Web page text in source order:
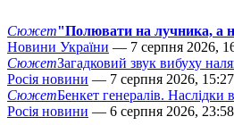
Сюжет"Полювати на лучника, а
Новини України — 7 серпня 2026,
СюжетЗагадковий звук вибуху
Росія новини — 7 серпня 2026, 15:27
СюжетБенкет генералів. Наслідки
Росія новини — 6 серпня 2026, 23:58